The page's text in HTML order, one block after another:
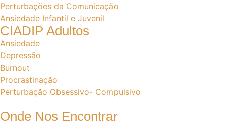
Perturbações da Comunicação
Ansiedade Infantil e Juvenil
CIADIP Adultos
Ansiedade
Depressão
Burnout
Procrastinação
Perturbação Obsessivo- Compulsivo
Onde Nos Encontrar